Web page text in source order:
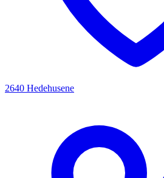
2640 Hedehusene